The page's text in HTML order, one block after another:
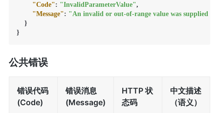
"Code": "InvalidParameterValue",
"Message": "An invalid or out-of-range value was supplied
}
}
公共错误
错误代码
(Code)
错误消息
(Message)
HTTP 状
态码
中文描述
（语义）